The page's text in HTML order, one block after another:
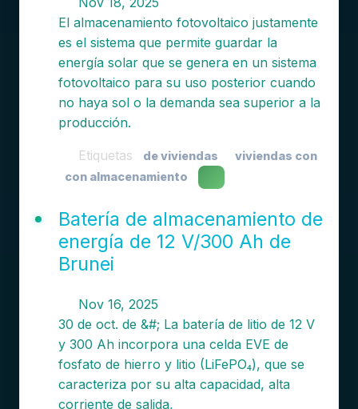
El almacenamiento fotovoltaico justamente
es el sistema que permite guardar la
energía solar que se genera en un sistema
fotovoltaico para su uso posterior cuando
no haya sol o la demanda sea superior a la
producción.
Etiquetas de viviendas
viviendas con
con almacenamiento
Batería de almacenamiento de
energía de 12 V/300 Ah de
Brunei
Nov 16, 2025
30 de oct. de &#; La batería de litio de 12 V
y 300 Ah incorpora una celda EVE de
fosfato de hierro y litio (LiFePO₄), que se
caracteriza por su alta capacidad, alta
corriente de salida,